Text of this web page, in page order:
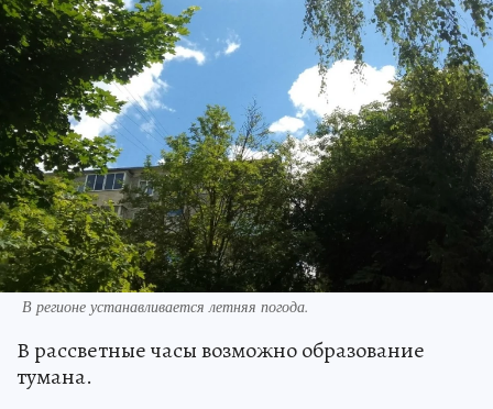
В регионе устанавливается летняя погода.
В рассветные часы возможно образование
тумана.